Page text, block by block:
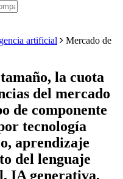
artificial
Mercado de
la cuota
del mercado
de componente
tecnología
aprendizaje
del lenguaje
IA generativa,